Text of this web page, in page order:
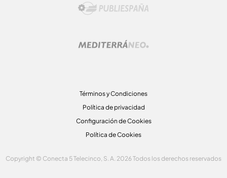
Términos y Condiciones
Política de privacidad
Configuración de Cookies
Política de Cookies
Copyright © Conecta 5 Telecinco, S. A. 2026 Todos los derechos reservados